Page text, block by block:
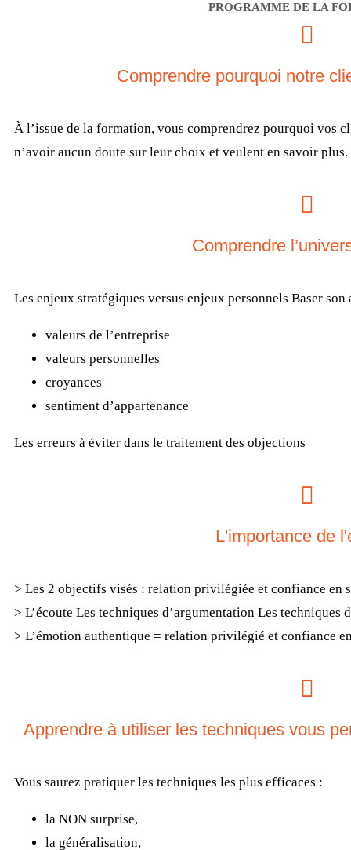
PROGRAMME DE LA
Comprendre pourquoi notre
À l’issue de la formation, vous comprendrez pourquoi vos
n’avoir aucun doute sur leur choix et veulent en savoir plus.
Comprendre
Les enjeux stratégiques versus enjeux personnels Baser
valeurs de l’entreprise ­
valeurs personnelles ­
croyances ­
sentiment d’appartenance
Les erreurs à éviter dans le traitement des objections
L'importance de
> Les 2 objectifs visés : relation privilégiée et confiance en
> L’écoute Les techniques d’argumentation Les techniques
> L’émotion authentique = relation privilégié et confiance
Apprendre à utiliser les techniques vous
Vous saurez pratiquer les techniques les plus efficaces :
la NON surprise,
la généralisation,